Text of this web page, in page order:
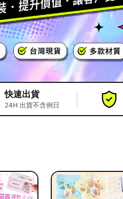
快速出貨
24H 出貨不含例日